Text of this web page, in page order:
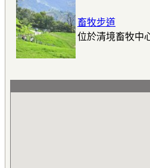
畜牧步道
位於清境畜牧中